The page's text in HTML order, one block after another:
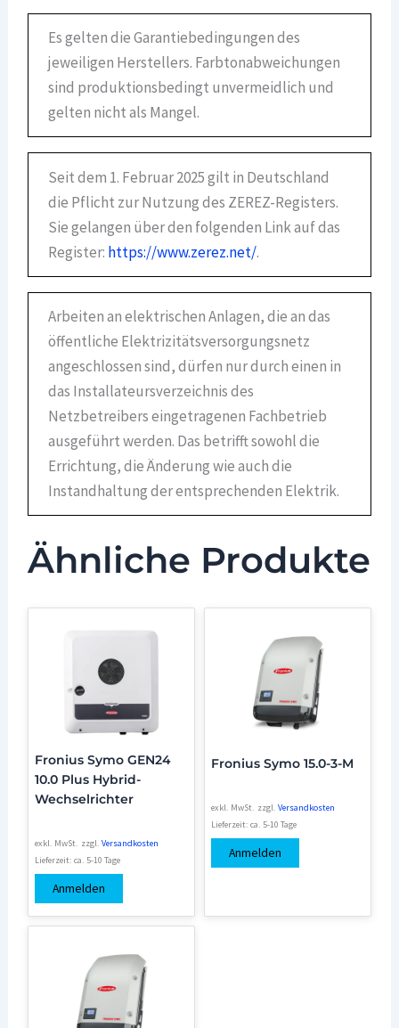
Es gelten die Garantiebedingungen des
jeweiligen Herstellers. Farbtonabweichungen
sind produktionsbedingt unvermeidlich und
gelten nicht als Mangel.
Seit dem 1. Februar 2025 gilt in Deutschland
die Pflicht zur Nutzung des ZEREZ-Registers.
Sie gelangen über den folgenden Link auf das
Register: https://www.zerez.net/.
Arbeiten an elektrischen Anlagen, die an das
öffentliche Elektrizitätsversorgungsnetz
angeschlossen sind, dürfen nur durch einen in
das Installateursverzeichnis des
Netzbetreibers eingetragenen Fachbetrieb
ausgeführt werden. Das betrifft sowohl die
Errichtung, die Änderung wie auch die
Instandhaltung der entsprechenden Elektrik.
Ähnliche Produkte
Fronius Symo GEN24
10.0 Plus Hybrid-
Wechselrichter
exkl. MwSt. zzgl.Versandkosten
Lieferzeit:ca. 5-10 Tage
Anmelden
Fronius Symo 15.0-3-M
exkl. MwSt. zzgl. Versandkosten
Lieferzeit: ca. 5-10 Tage
Anmelden